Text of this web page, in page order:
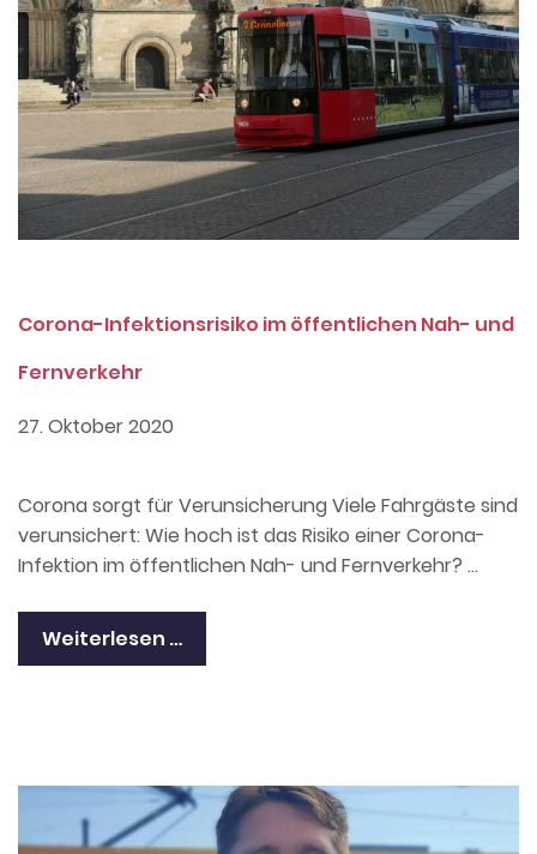
Corona-Infektionsrisiko im öffentlichen Nah- und
Fernverkehr
27. Oktober 2020
Corona sorgt für Verunsicherung Viele Fahrgäste sind
verunsichert: Wie hoch ist das Risiko einer Corona-
Infektion im öffentlichen Nah- und Fernverkehr? …
Weiterlesen …